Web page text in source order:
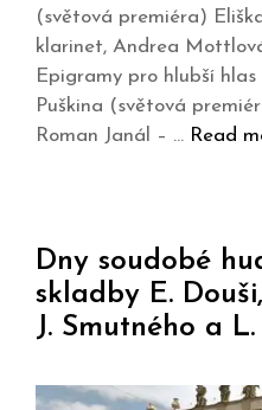
(světová premiéra)
klarinet, Andrea
Epigramy pro hlubší
Puškina (světová
Roman Janál – … Read
Dny soudobé
skladby E.
J. Smutného a